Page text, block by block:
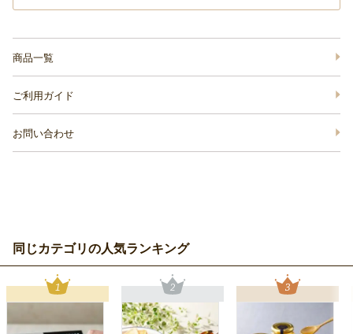
商品一覧
ご利用ガイド
お問い合わせ
同じカテゴリの人気ランキング